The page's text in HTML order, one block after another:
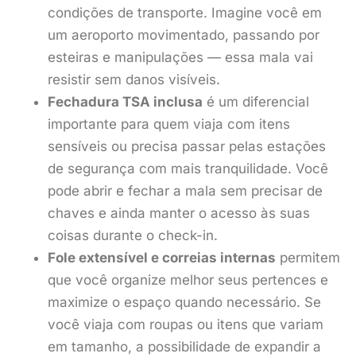
condições de transporte. Imagine você em
um aeroporto movimentado, passando por
esteiras e manipulações — essa mala vai
resistir sem danos visíveis.
Fechadura TSA inclusa é um diferencial
importante para quem viaja com itens
sensíveis ou precisa passar pelas estações
de segurança com mais tranquilidade. Você
pode abrir e fechar a mala sem precisar de
chaves e ainda manter o acesso às suas
coisas durante o check-in.
Fole extensível e correias internas permitem
que você organize melhor seus pertences e
maximize o espaço quando necessário. Se
você viaja com roupas ou itens que variam
em tamanho, a possibilidade de expandir a